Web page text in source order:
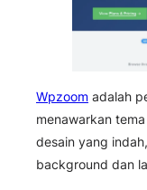
Wpzoom adalah
menawarkan
desain yang
background dan